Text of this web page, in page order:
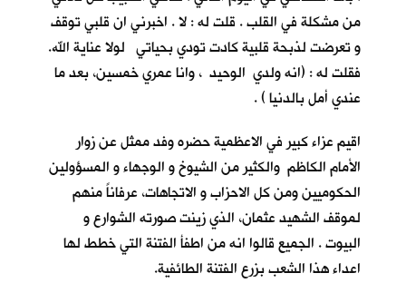
من مشكلة في القلب . قلت له : لا . اخبرني ان قلبي توقف
و تعرضت لذبحة قلبية كادت تودي بحياتي لولا عناية الله.
فقلت له : (انه ولدي الوحيد ، وانا عمري خمسين، بعد ما
عندي أمل بالدنيا ) .
اقيم عزاء كبير في الاعظمية حضره وفد ممثل عن زوار
الأمام الكاظم والكثير من الشيوخ و الوجهاء و المسؤولين
الحكوميين ومن كل الاحزاب و الاتجاهات، عرفاناً منهم
لموقف الشهيد عثمان، الذي زينت صورته الشوارع و
البيوت . الجميع قالوا انه من اطفأ الفتنة التي خطط لها
اعداء هذا الشعب بزرع الفتنة الطائفية.